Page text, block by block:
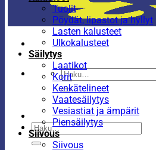
Etsi:
Etsi:
Tuolit
Pöydät, lipastot ja hyllyt
Lasten kalusteet
Ulkokalusteet
Säilytys
Laatikot
Korit
Kenkätelineet
Vaatesäilytys
Vesiastiat ja ämpärit
Piensäilytys
Siivous
Siivous